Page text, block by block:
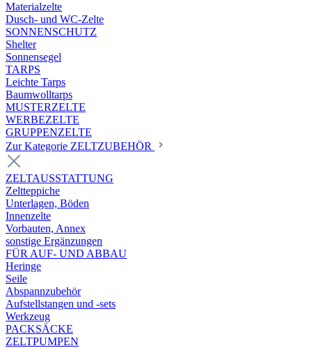
Materialzelte
Dusch- und WC-Zelte
SONNENSCHUTZ
Shelter
Sonnensegel
TARPS
Leichte Tarps
Baumwolltarps
MUSTERZELTE
WERBEZELTE
GRUPPENZELTE
Zur Kategorie ZELTZUBEHÖR
ZELTAUSSTATTUNG
Zeltteppiche
Unterlagen, Böden
Innenzelte
Vorbauten, Annex
sonstige Ergänzungen
FÜR AUF- UND ABBAU
Heringe
Seile
Abspannzubehör
Aufstellstangen und -sets
Werkzeug
PACKSÄCKE
ZELTPUMPEN